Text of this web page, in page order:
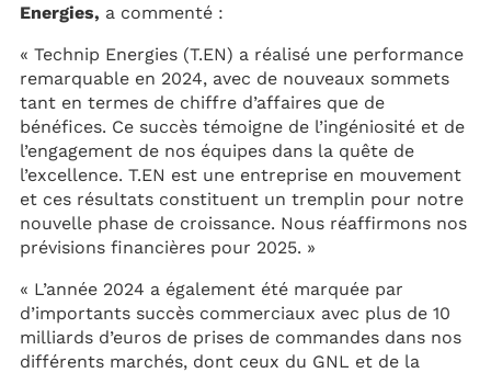
Energies, a commenté :
« Technip Energies (T.EN) a réalisé une performance
remarquable en 2024, avec de nouveaux sommets
tant en termes de chiffre d’affaires que de
bénéfices. Ce succès témoigne de l’ingéniosité et de
l’engagement de nos équipes dans la quête de
l’excellence. T.EN est une entreprise en mouvement
et ces résultats constituent un tremplin pour notre
nouvelle phase de croissance. Nous réaffirmons nos
prévisions financières pour 2025. »
« L’année 2024 a également été marquée par
d’importants succès commerciaux avec plus de 10
milliards d’euros de prises de commandes dans nos
différents marchés, dont ceux du GNL et de la